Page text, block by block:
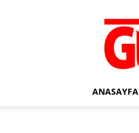
ANASAYFA